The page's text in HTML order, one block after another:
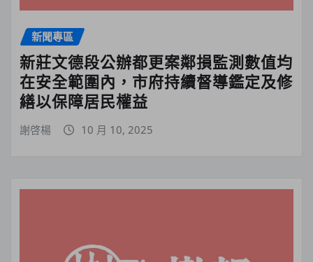
新聞專區
新莊文德段公辦都更案鄰損監測數值均
在安全範圍內，市府持續督導鑑定及修
繕以保障居民權益
謝啓楊 10 月 10, 2025